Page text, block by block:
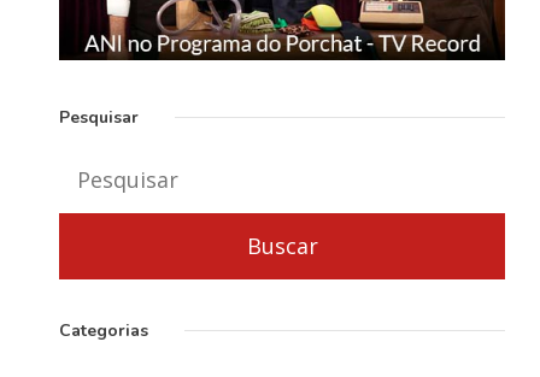
Pesquisar
Categorias